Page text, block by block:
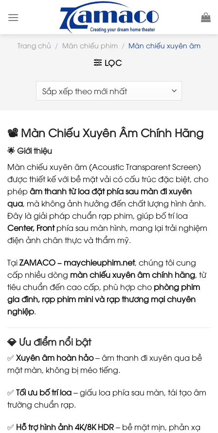
Trang chủ / Màn chiếu phim / Màn chiếu xuyên âm
LỌC
📽️ Màn Chiếu Xuyên Âm Chính Hãng
🌟 Giới thiệu
Màn chiếu xuyên âm (Acoustic Transparent Screen)
được thiết kế với bề mặt vải có cấu trúc đặc biệt, cho
phépâm thanh từ loa đặt phía sau màn đi xuyên
qua, mà không ảnh hưởng đến chất lượng hình ảnh.
Đây là giải pháp chuẩn rạp phim, giúp bố trí loa
Center, Frontphía sau màn hình, mang lại trải nghiệm
điện ảnh chân thực và thẩm mỹ.
TạiZAMACO – maychieuphim.net, chúng tôi cung
cấp nhiều dòng màn chiếu xuyên âm chính hãng, từ
tiêu chuẩn đến cao cấp, phù hợp cho phòng phim
gia đình, rạp phim mini và rạp thương mại chuyên
nghiệp.
💎 Ưu điểm nổi bật
✅ Xuyên âm hoàn hảo– âm thanh đi xuyên qua bề
mặt màn, không bị méo tiếng.
✅ Tối ưu bố trí loa– giấu loa phía sau màn, tái tạo âm
trường chuẩn rạp.
✅ Hỗ trợ hình ảnh 4K/8K HDR– bề mặt mịn, phản xạ